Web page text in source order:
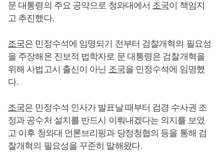
문 대통령의 주요 공약으로 청와대에서 조국이 책임지
고 추진했다.
조국은 민정수석에 임명되기 전부터 검찰개혁의 필요성
을 주장해온 진보적 법학자로 문 대통령은 검찰개혁을
위해 사법고시 출신이 아닌 조국을 민정수석에 임명했
다.
조국은 민정수석 인사가 발표날 때부터 검경 수사권 조
정과 공수처 설치를 반드시 이뤄내겠다는 의지를 보였
고 이후 청와대 언론브리핑과 당정청협의 등을 통해 검
찰개혁의 필요성을 꾸준히 말해왔다.